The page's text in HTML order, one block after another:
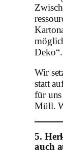
Deko“.
Wir
statt
für
Müll.
5.
auch